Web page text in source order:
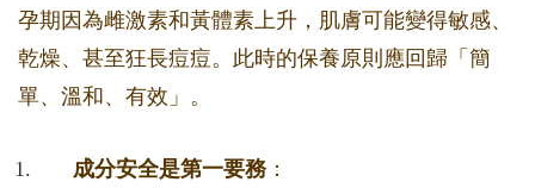
孕期因為雌激素和黃體素上升，肌膚可能變得敏感、
乾燥、甚至狂長痘痘。此時的保養原則應回歸「簡
單、溫和、有效」。
成分安全是第一要務：